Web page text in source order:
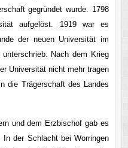
gegründet wurde. 1798
aufgelöst. 1919 war es
der neuen Universität im
Nach dem Krieg
Universität nicht mehr tragen
die Trägerschaft des Landes
und dem Erzbischof gab es
der Schlacht bei Worringen